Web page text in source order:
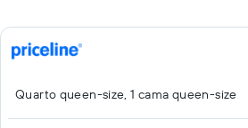
Quarto queen-size, 1 cama queen-size